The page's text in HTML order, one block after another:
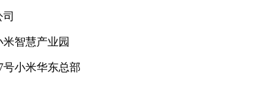
智慧产业园
小米华东总部